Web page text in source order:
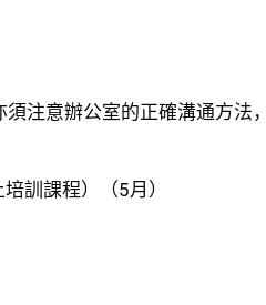
注意辦公室的正確溝通方法
訓課程）（5月）